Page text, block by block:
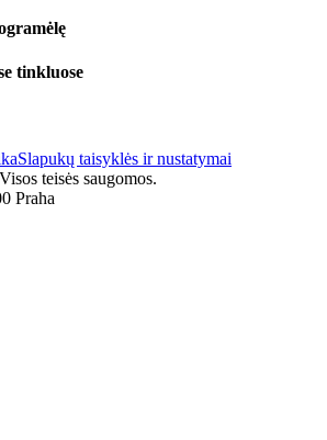
tinkluose
Slapukų taisyklės ir nustatymai
teisės saugomos.
Praha